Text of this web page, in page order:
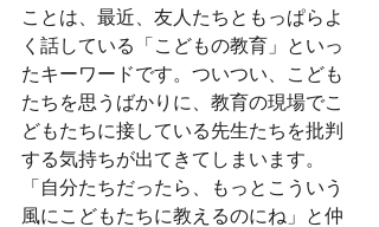
ことは、最近、友人たちともっぱらよ
く話している「こどもの教育」といっ
たキーワードです。ついつい、こども
たちを思うばかりに、教育の現場でこ
どもたちに接している先生たちを批判
する気持ちが出てきてしまいます。
「自分たちだったら、もっとこういう
風にこどもたちに教えるのにね」と仲